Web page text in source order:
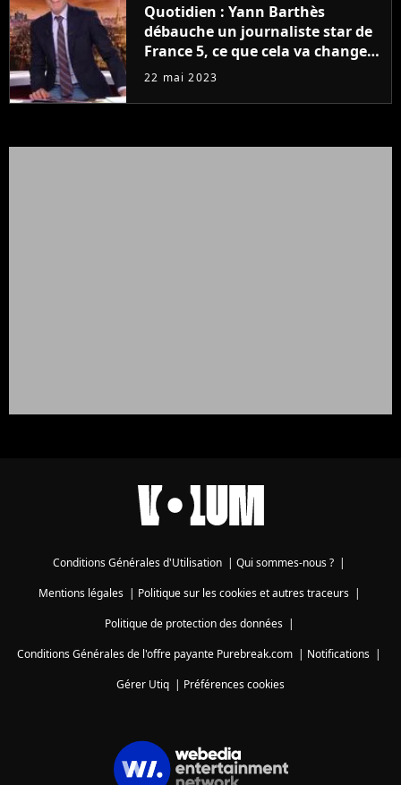
Quotidien : Yann Barthès
débauche un journaliste star de
France 5, ce que cela va changer
à la rentrée
22 mai 2023
Conditions Générales d'Utilisation | Qui sommes-nous ? |
Mentions légales| Politique sur les cookies et autres traceurs|
Politique de protection des données|
Conditions Générales de l'offre payante Purebreak.com | Notifications |
Gérer Utiq | Préférences cookies